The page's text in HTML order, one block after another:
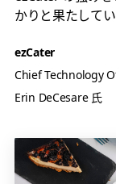
かりと果たしてい
ezCater
Chief Technology
Erin DeCesare 氏